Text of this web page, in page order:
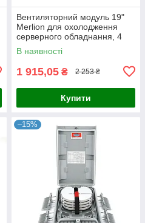
Вентиляторний модуль 19"
Merlion для охолодження
серверного обладнання, 4
вентилятори, 1*Shuko, для
шафи глибиною 800 мм,
В наявності
1 915,05 ₴ 2 253 ₴
Купити
–15%